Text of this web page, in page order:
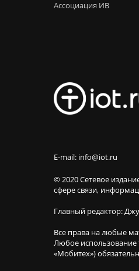
Ассоциация ИВ
E-mail: info@iot.ru
© 2020 Сетевое
сфере связи,
Главный редактор:
Все права на любые
Любое использование
«Мобитех»)